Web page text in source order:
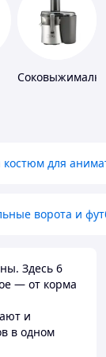
Соковыжималки
костюм для
ворота и
Здесь 6
— от корма
и
в одном